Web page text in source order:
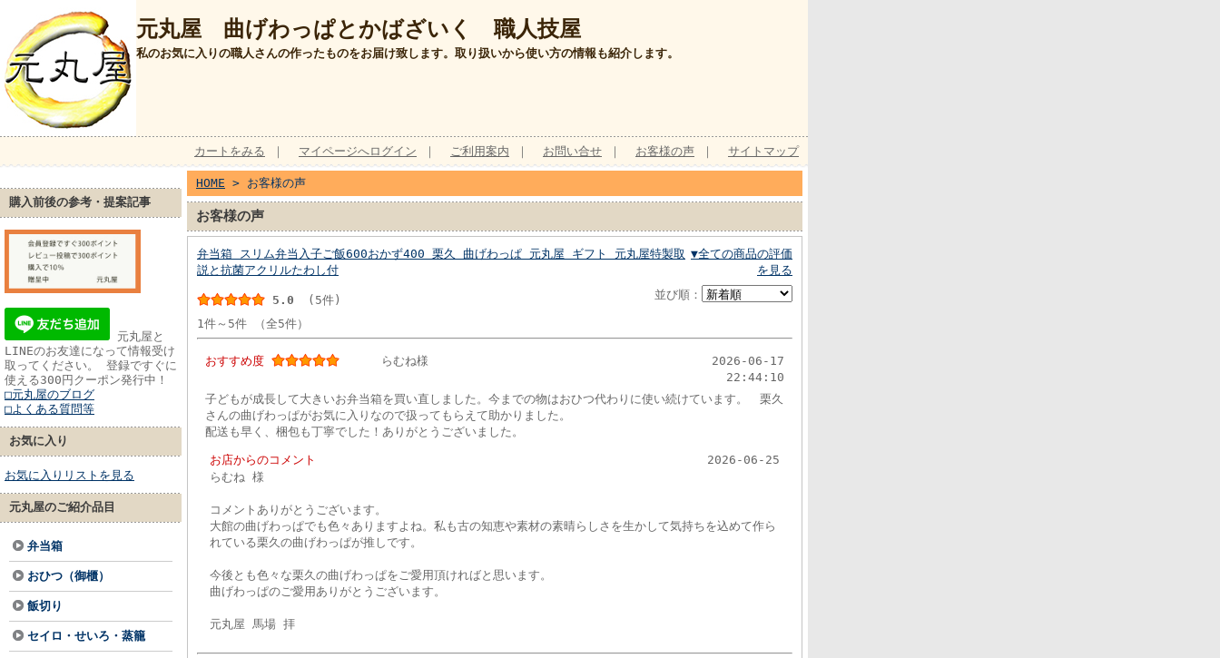
元丸屋 曲げわっぱとかばざいく 職人技屋
私のお気に入りの職人さんの作ったものをお届け致します。取り扱いから使い方の情報も紹介します。
カートをみる ｜ マイページへログイン ｜ ご利用案内 ｜ お問い合せ ｜ お客様の声 ｜ サイトマップ
購入前後の参考・提案記事
元丸屋と
LINEのお友達になって情報受け
取ってください。 登録ですぐに
使える300円クーポン発行中！
□元丸屋のブログ
□よくある質問等
お気に入り
お気に入りリストを見る
元丸屋のご紹介品目
弁当箱
おひつ（御櫃）
飯切り
セイロ・せいろ・蒸籠
HOME > お客様の声
お客様の声
弁当箱 スリム弁当入子ご飯600おかず400 栗久 曲げわっぱ 元丸屋 ギフト 元丸屋特製取
説と抗菌アクリルたわし付
▼全ての商品の評価
を見る
5.0 (5件) 並び順：
1件～5件 （全5件）
おすすめ度 らむね様
2026-06-17
22:44:10
子どもが成長して大きいお弁当箱を買い直しました。今までの物はおひつ代わりに使い続けています。 栗久
さんの曲げわっぱがお気に入りなので扱ってもらえて助かりました。
配送も早く、梱包も丁寧でした！ありがとうございました。
お店からのコメント
2026-06-25
らむね 様
コメントありがとうございます。
大館の曲げわっぱでも色々ありますよね。私も古の知恵や素材の素晴らしさを生かして気持ちを込めて作ら
れている栗久の曲げわっぱが推しです。
今後とも色々な栗久の曲げわっぱをご愛用頂ければと思います。
曲げわっぱのご愛用ありがとうございます。
元丸屋 馬場 拝